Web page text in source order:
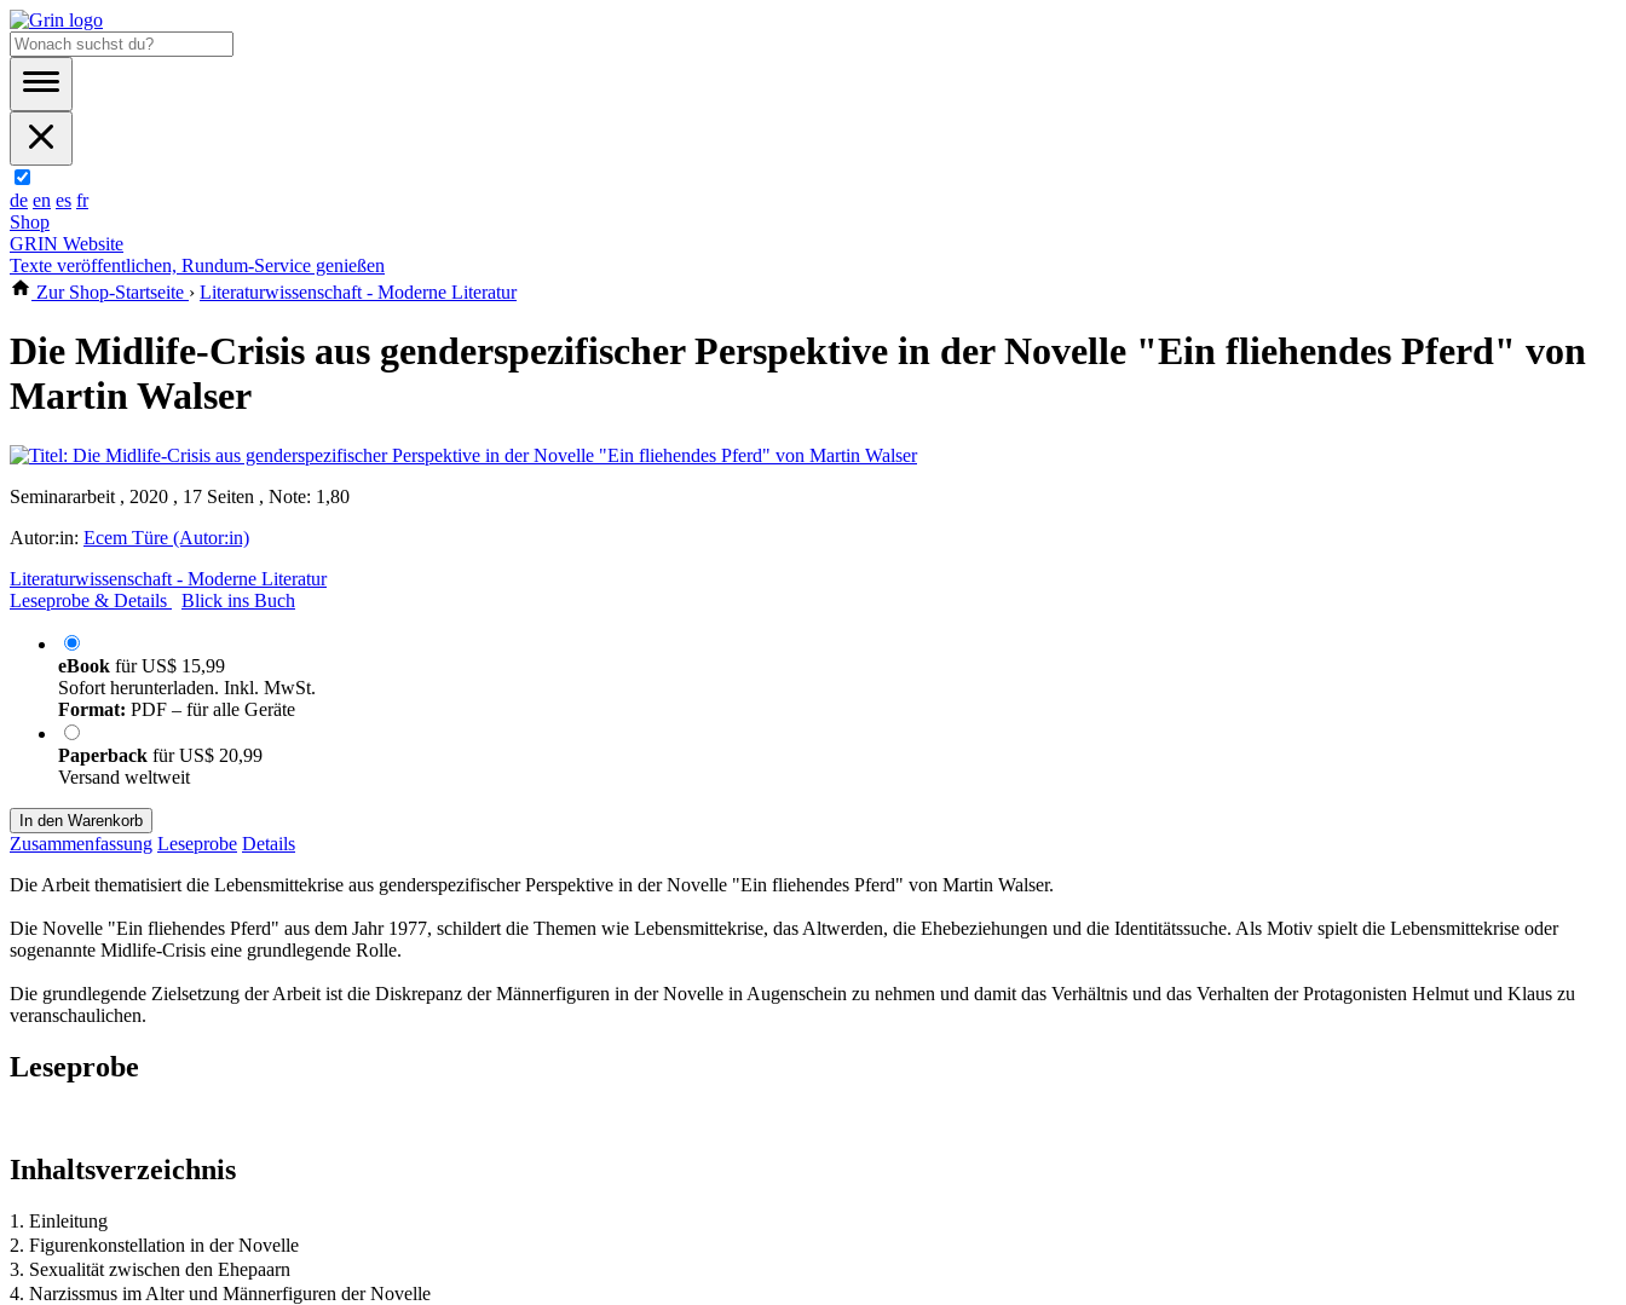
de en es fr
Shop
GRIN Website
Texte veröffentlichen, Rundum-Service genießen
Zur Shop-Startseite › Literaturwissenschaft - Moderne Literatur
Die Midlife-Crisis aus genderspezifischer Perspektive in der Novelle "Ein fliehendes Pferd" von
Martin Walser
Seminararbeit , 2020 , 17 Seiten , Note: 1,80
Autor:in: Ecem Türe (Autor:in)
Literaturwissenschaft - Moderne Literatur
Leseprobe & Details
Blick ins Buch
eBook fürUS$ 15,99
Sofort herunterladen. Inkl. MwSt.
Format: PDF – für alle Geräte
Paperback fürUS$ 20,99
Versand weltweit
In den Warenkorb
Zusammenfassung Leseprobe Details
Die Arbeit thematisiert die Lebensmittekrise aus genderspezifischer Perspektive in der Novelle "Ein fliehendes Pferd" von Martin Walser.
Die Novelle "Ein fliehendes Pferd" aus dem Jahr 1977, schildert die Themen wie Lebensmittekrise, das Altwerden, die Ehebeziehungen und die Identitätssuche. Als Motiv spielt die Lebensmittekrise oder
sogenannte Midlife-Crisis eine grundlegende Rolle.
Die grundlegende Zielsetzung der Arbeit ist die Diskrepanz der Männerfiguren in der Novelle in Augenschein zu nehmen und damit das Verhältnis und das Verhalten der Protagonisten Helmut und Klaus zu
veranschaulichen.
Leseprobe
Inhaltsverzeichnis
1. Einleitung
2. Figurenkonstellation in der Novelle
3. Sexualität zwischen den Ehepaarn
4. Narzissmus im Alter und Männerfiguren der Novelle